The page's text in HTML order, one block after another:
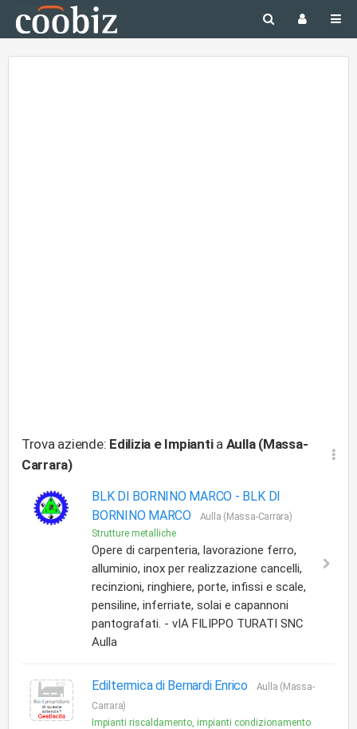
Trova aziende: Edilizia e Impiantia Aulla (Massa-
Carrara)
BLK DI BORNINO MARCO - BLK DI
BORNINO MARCO
Aulla (Massa-Carrara)
Strutture metalliche
Opere di carpenteria, lavorazione ferro,
alluminio, inox per realizzazione cancelli,
recinzioni, ringhiere, porte, infissi e scale,
pensiline, inferriate, solai e capannoni
pantografati. - vIA FILIPPO TURATI SNC
Aulla
Ediltermica di Bernardi Enrico
Aulla (Massa-
Carrara)
Impianti riscaldamento, impianti condizionamento